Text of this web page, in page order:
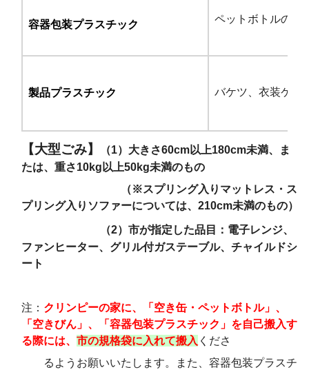
容器包装プラスチック ペットボトルの
製品プラスチック バケツ、衣装ケー
【大型ごみ】
（1）大きさ60cm以上180cm未満、ま
たは、重さ10kg以上50kg未満のもの
（※スプリング入りマットレス・ス
プリング入りソファーについては、210cm未満のもの）
（2）市が指定した品目：電子レンジ、
ファンヒーター、グリル付ガステーブル、チャイルドシ
ート
注： クリンピーの家に、「空き缶・ペットボトル」、
「空きびん」、「容器包装プラスチック」を自己搬入す
る際には、市の規格袋に入れて搬入 くださ
るようお願いいたします。また、容器包装プラスチ